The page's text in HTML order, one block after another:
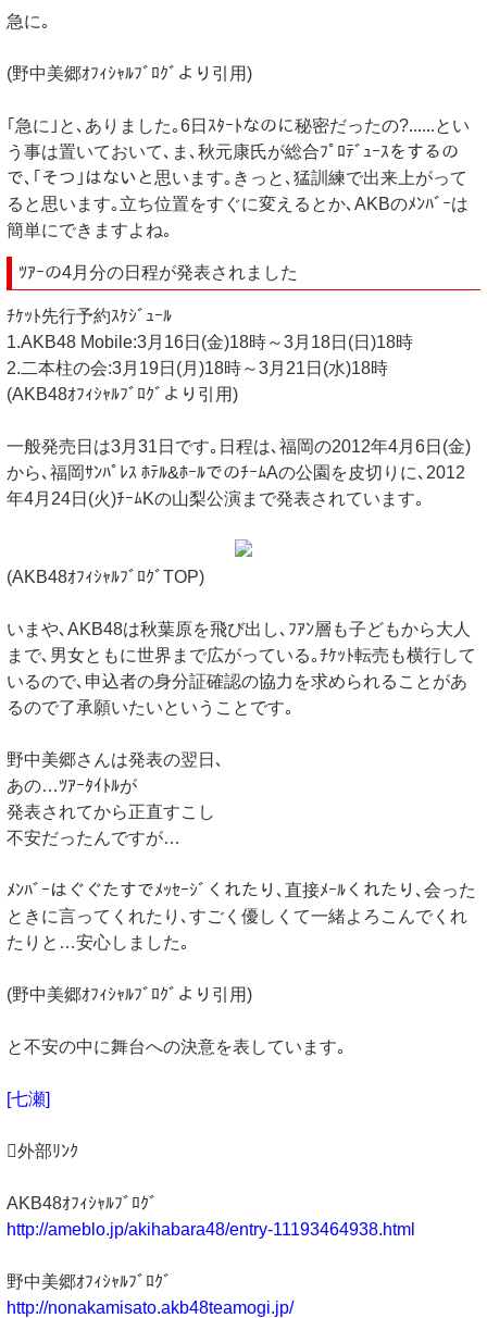
急に｡
(野中美郷ｵﾌｨｼｬﾙﾌﾞﾛｸﾞより引用)
｢急に｣と､ありました｡6日ｽﾀｰﾄなのに秘密だったの?......とい
う事は置いておいて､ま､秋元康氏が総合ﾌﾟﾛﾃﾞｭｰｽをするの
で､｢そつ｣はないと思います｡きっと､猛訓練で出来上がって
ると思います｡立ち位置をすぐに変えるとか､AKBのﾒﾝﾊﾞｰは
簡単にできますよね｡
ﾂｱｰの4月分の日程が発表されました
ﾁｹｯﾄ先行予約ｽｹｼﾞｭｰﾙ
1.AKB48 Mobile:3月16日(金)18時～3月18日(日)18時
2.二本柱の会:3月19日(月)18時～3月21日(水)18時
(AKB48ｵﾌｨｼｬﾙﾌﾞﾛｸﾞより引用)
一般発売日は3月31日です｡日程は､福岡の2012年4月6日(金)
から､福岡ｻﾝﾊﾟﾚｽ ﾎﾃﾙ&ﾎｰﾙでのﾁｰﾑAの公園を皮切りに､2012
年4月24日(火)ﾁｰﾑKの山梨公演まで発表されています｡
(AKB48ｵﾌｨｼｬﾙﾌﾞﾛｸﾞTOP)
いまや､AKB48は秋葉原を飛び出し､ﾌｱﾝ層も子どもから大人
まで､男女ともに世界まで広がっている｡ﾁｹｯﾄ転売も横行して
いるので､申込者の身分証確認の協力を求められることがあ
るので了承願いたいということです｡
野中美郷さんは発表の翌日､
あの…ﾂｱｰﾀｲﾄﾙが
発表されてから正直すこし
不安だったんですが…
ﾒﾝﾊﾞｰはぐぐたすでﾒｯｾｰｼﾞくれたり､直接ﾒｰﾙくれたり､会った
ときに言ってくれたり､すごく優しくて一緒よろこんでくれ
たりと…安心しました｡
(野中美郷ｵﾌｨｼｬﾙﾌﾞﾛｸﾞより引用)
と不安の中に舞台への決意を表しています｡
[七瀬]
外部ﾘﾝｸ
AKB48ｵﾌｨｼｬﾙﾌﾞﾛｸﾞ
http://ameblo.jp/akihabara48/entry-11193464938.html
野中美郷ｵﾌｨｼｬﾙﾌﾞﾛｸﾞ
http://nonakamisato.akb48teamogi.jp/